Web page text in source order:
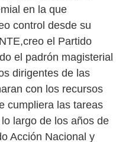
en la que
control desde su
el Partido
el padrón magisterial
dirigentes de las
con los recursos
cumpliera las tareas
largo de los años de
Acción Nacional y